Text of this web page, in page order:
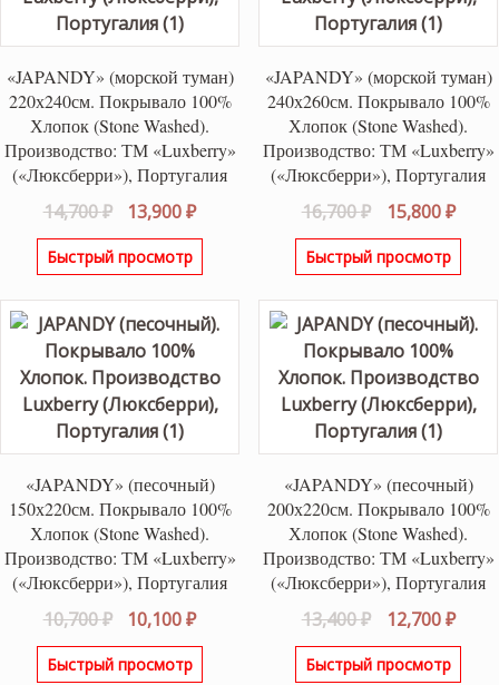
«JAPANDY» (морской туман)
220х240см. Покрывало 100%
Хлопок (Stone Washed).
Производство: ТМ «Luxberry»
(«Люксберри»), Португалия
14,700₽
Первоначальная
цена
составляла
13,900₽Текущая
цена:
Быстрый просмотр
«JAPANDY» (морской туман)
240х260см. Покрывало 100%
Хлопок (Stone Washed).
Производство: ТМ «Luxberry»
(«Люксберри»), Португалия
16,700₽
цена
составляла
15,800₽
Быстрый просмотр
«JAPANDY» (песочный)
150х220см. Покрывало 100%
Хлопок (Stone Washed).
Производство: ТМ «Luxberry»
(«Люксберри»), Португалия
10,700₽
Первоначальная
цена
составляла
10,100₽Текущая
цена:
Быстрый просмотр
«JAPANDY» (песочный)
200х220см. Покрывало 100%
Хлопок (Stone Washed).
Производство: ТМ «Luxberry»
(«Люксберри»), Португалия
13,400₽
цена
составляла
12,700₽
Быстрый просмотр